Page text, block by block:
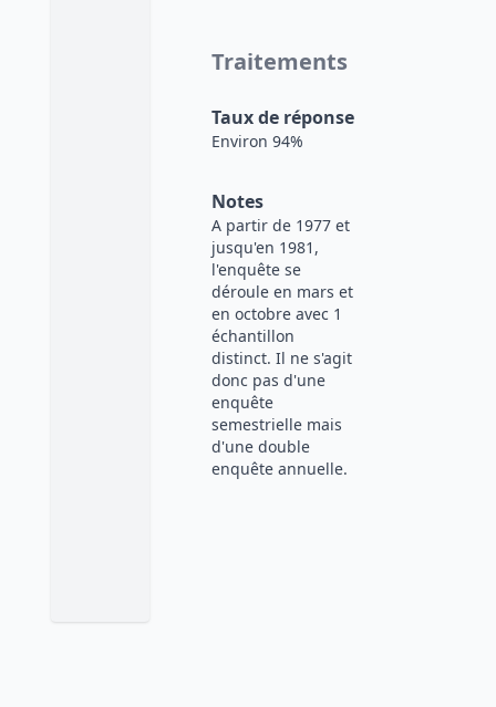
Traitements
Taux de réponse
Environ 94%
Notes
A partir de 1977 et
jusqu'en 1981,
l'enquête se
déroule en mars et
en octobre avec 1
échantillon
distinct. Il ne s'agit
donc pas d'une
enquête
semestrielle mais
d'une double
enquête annuelle.